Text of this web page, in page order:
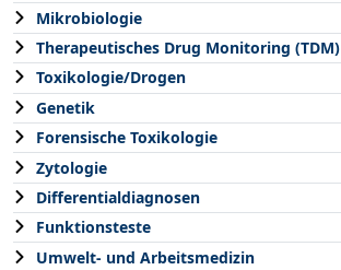
Mikrobiologie
Therapeutisches Drug Monitoring (TDM)
Toxikologie/Drogen
Genetik
Forensische Toxikologie
Zytologie
Differentialdiagnosen
Funktionsteste
Umwelt- und Arbeitsmedizin